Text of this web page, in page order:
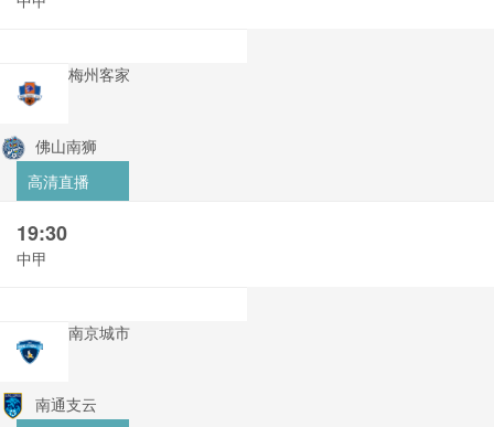
梅州客家
佛山南狮
高清直播
19:30
中甲
南京城市
南通支云